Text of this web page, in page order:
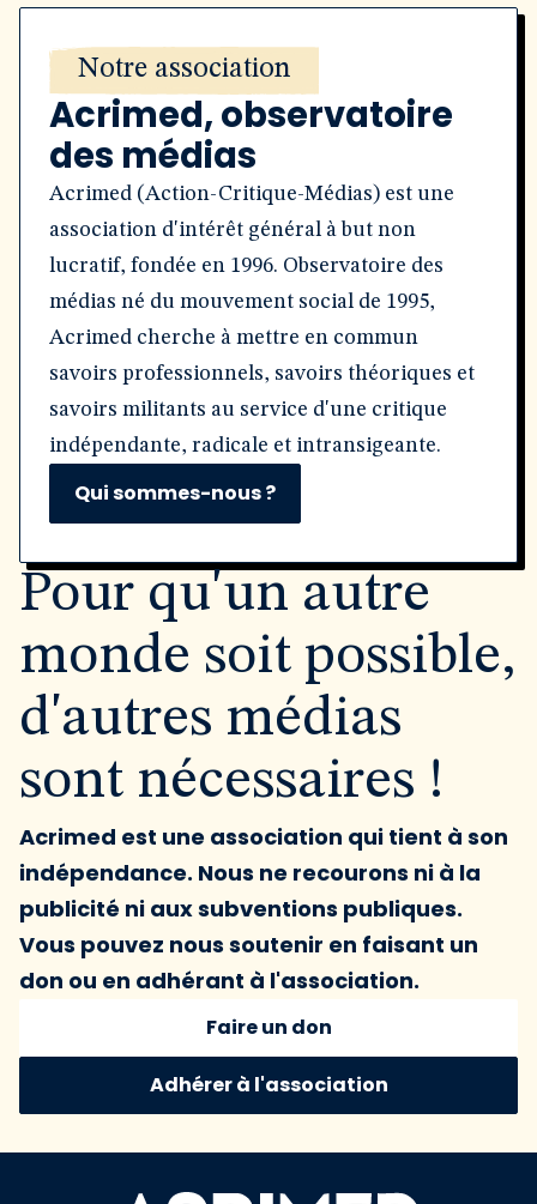
Notre association
Acrimed, observatoire
des médias
Acrimed (Action-Critique-Médias) est une
association d'intérêt général à but non
lucratif, fondée en 1996. Observatoire des
médias né du mouvement social de 1995,
Acrimed cherche à mettre en commun
savoirs professionnels, savoirs théoriques et
savoirs militants au service d'une critique
indépendante, radicale et intransigeante.
Qui sommes-nous ?
Pour qu'un autre
monde soit possible,
d'autres médias
sont nécessaires !
Acrimed est une association qui tient à son
indépendance. Nous ne recourons ni à la
publicité ni aux subventions publiques.
Vous pouvez nous soutenir en faisant un
don ou en adhérant à l'association.
Faire un don
Adhérer à l'association